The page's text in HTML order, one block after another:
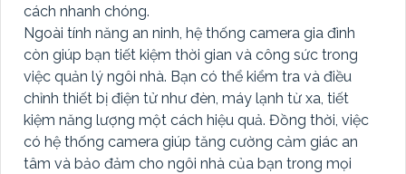
cách nhanh chóng.
Ngoài tính năng an ninh, hệ thống camera gia đình
còn giúp bạn tiết kiệm thời gian và công sức trong
việc quản lý ngôi nhà. Bạn có thể kiểm tra và điều
chỉnh thiết bị điện tử như đèn, máy lạnh từ xa, tiết
kiệm năng lượng một cách hiệu quả. Đồng thời, việc
có hệ thống camera giúp tăng cường cảm giác an
tâm và bảo đảm cho ngôi nhà của bạn trong mọi